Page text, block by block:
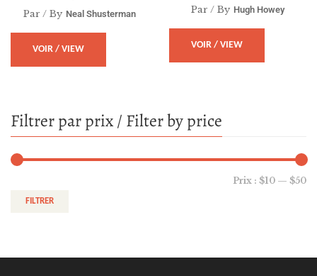
Par / By Neal Shusterman
VOIR / VIEW
Par / By Hugh Howey
VOIR / VIEW
Filtrer par prix / Filter by price
FILTRER
Prix : $10 — $50